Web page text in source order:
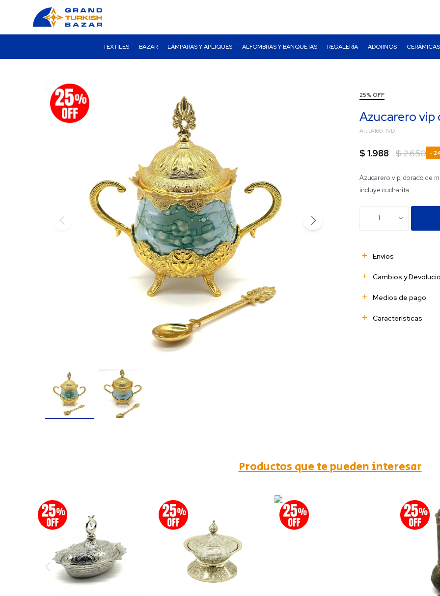
TEXTILES BAZAR LÁMPARAS Y APLIQUES ALFOMBRAS Y BANQUETAS REGALERÍA ADORNOS CERÁMICAS
25% OFF
Azucarero vip
A160-1VD
$ 1.988 $2.650
Azucarero vip, dorado de
incluye cucharita
1
Envíos
Cambios y
Medios de pago
Características
Productos que te pueden interesar